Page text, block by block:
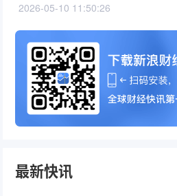
2026-05-10 11:50:26
最新快讯